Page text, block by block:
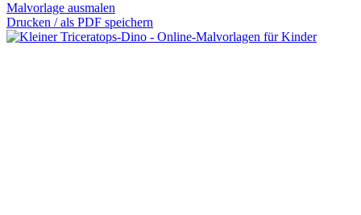
Malvorlage ausmalen
Drucken / als PDF speichern